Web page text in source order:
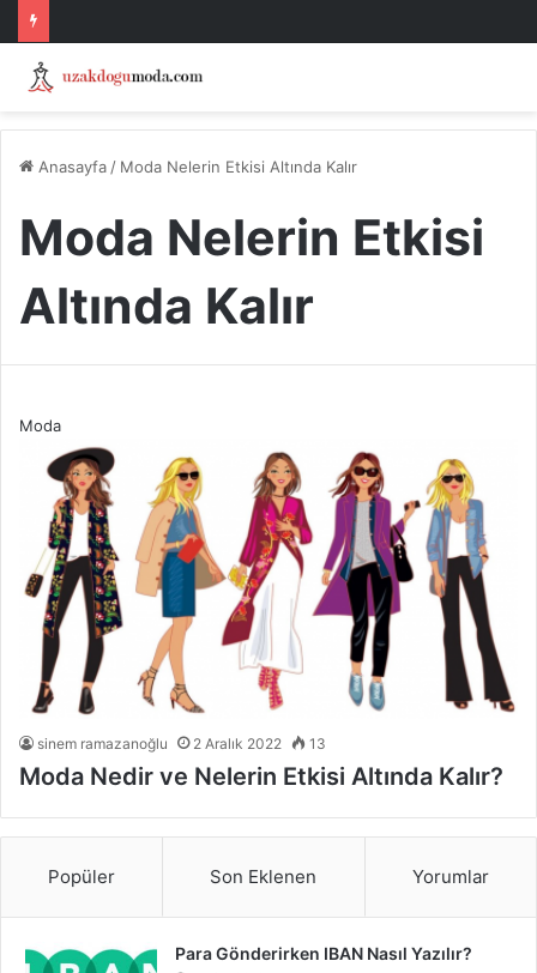
Anasayfa / Moda Nelerin Etkisi Altında Kalır
Moda Nelerin Etkisi
Altında Kalır
Moda
sinem ramazanoğlu 2 Aralık 2022 13
Moda Nedir ve Nelerin Etkisi Altında Kalır?
Popüler Son Eklenen Yorumlar
Para Gönderirken IBAN Nasıl Yazılır?